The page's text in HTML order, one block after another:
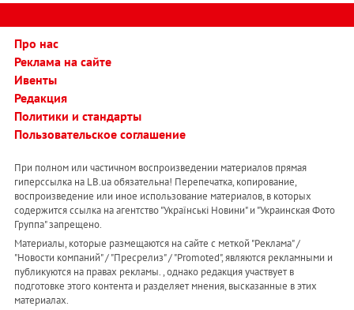
Про нас
Реклама на сайте
Ивенты
Редакция
Политики и стандарты
Пользовательское соглашение
При полном или частичном воспроизведении материалов прямая
гиперссылка на LB.ua обязательна! Перепечатка, копирование,
воспроизведение или иное использование материалов, в которых
содержится ссылка на агентство "Українськi Новини" и "Украинская Фото
Группа" запрещено.
Материалы, которые размещаются на сайте с меткой "Реклама" /
"Новости компаний" / "Пресрелиз" / "Promoted", являются рекламными и
публикуются на правах рекламы. , однако редакция участвует в
подготовке этого контента и разделяет мнения, высказанные в этих
материалах.